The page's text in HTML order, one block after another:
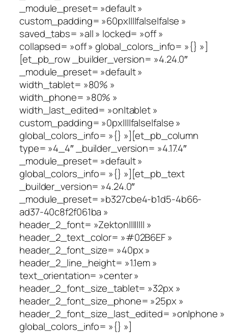
_module_preset= »default »
custom_padding= »60px||||false|false »
saved_tabs= »all » locked= »off »
collapsed= »off » global_colors_info= »{} »]
[et_pb_row _builder_version= »4.24.0″
_module_preset= »default »
width_tablet= »80% »
width_phone= »80% »
width_last_edited= »on|tablet »
custom_padding= »0px||||false|false »
global_colors_info= »{} »][et_pb_column
type= »4_4″ _builder_version= »4.17.4″
_module_preset= »default »
global_colors_info= »{} »][et_pb_text
_builder_version= »4.24.0″
_module_preset= »b327cbe4-b1d5-4b66-
ad37-40c8f2f061ba »
header_2_font= »Zekton|||||||| »
header_2_text_color= »#02B6EF »
header_2_font_size= »40px »
header_2_line_height= »1.1em »
text_orientation= »center »
header_2_font_size_tablet= »32px »
header_2_font_size_phone= »25px »
header_2_font_size_last_edited= »on|phone »
global_colors_info= »{} »]